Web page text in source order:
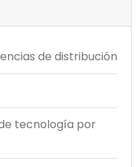
de distribución
tecnología por